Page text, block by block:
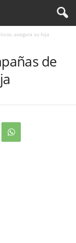
asegura su hija
de